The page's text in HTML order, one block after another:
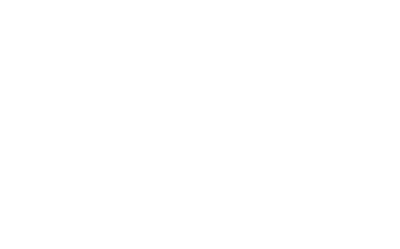
a favoritos